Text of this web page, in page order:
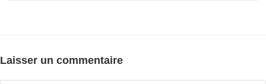
Laisser un commentaire